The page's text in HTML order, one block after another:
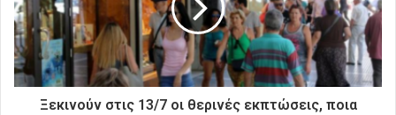
α
ς
δ
ι
Ξεκινούν στις 13/7 οι θερινές εκπτώσεις, ποια